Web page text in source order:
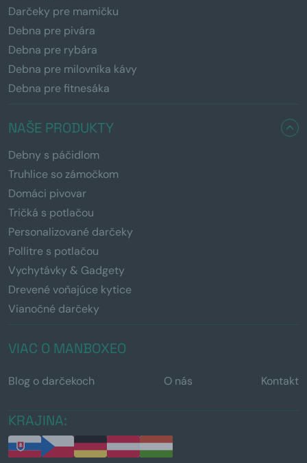
Darčeky pre mamičku
Debna pre pivára
Debna pre rybára
Debna pre milovníka kávy
Debna pre fitnesáka
NAŠE PRODUKTY
Debny s páčidlom
Truhlice so zámočkom
Domáci pivovar
Tričká s potlačou
Personalizované darčeky
Pollitre s potlačou
Vychytávky & Gadgety
Drevené voňajúce kytice
Vianočné darčeky
VIAC O MANBOXEO
Blog o darčekoch O nás Kontakt
KRAJINA: